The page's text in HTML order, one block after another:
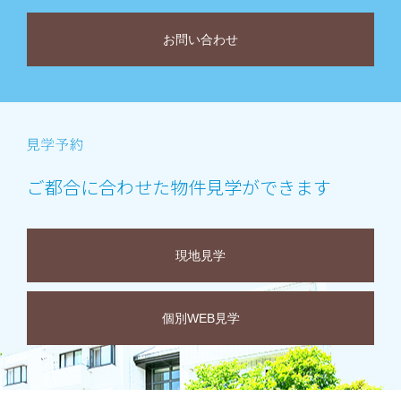
お問い合わせ
ご都合に合わせた物件見学ができます
現地見学
個別WEB見学